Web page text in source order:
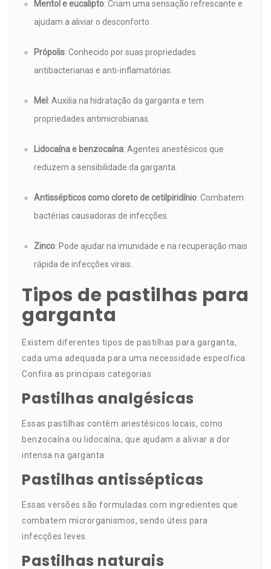
Mentol e eucalipto: Criam uma sensação refrescante e
ajudam a aliviar o desconforto.
Própolis: Conhecido por suas propriedades
antibacterianas e anti-inflamatórias.
Mel : Auxilia na hidratação da garganta e tem
propriedades antimicrobianas.
Lidocaína e benzocaína: Agentes anestésicos que
reduzem a sensibilidade da garganta.
Antissépticos como cloreto de cetilpiridínio: Combatem
bactérias causadoras de infecções.
Zinco: Pode ajudar na imunidade e na recuperação mais
rápida de infecções virais.
Tipos de pastilhas para
garganta
Existem diferentes tipos de pastilhas para garganta,
cada uma adequada para uma necessidade específica.
Confira as principais categorias:
Pastilhas analgésicas
Essas pastilhas contêm anestésicos locais, como
benzocaína ou lidocaína, que ajudam a aliviar a dor
intensa na garganta.
Pastilhas antissépticas
Essas versões são formuladas com ingredientes que
combatem microrganismos, sendo úteis para
infecções leves.
Pastilhas naturais